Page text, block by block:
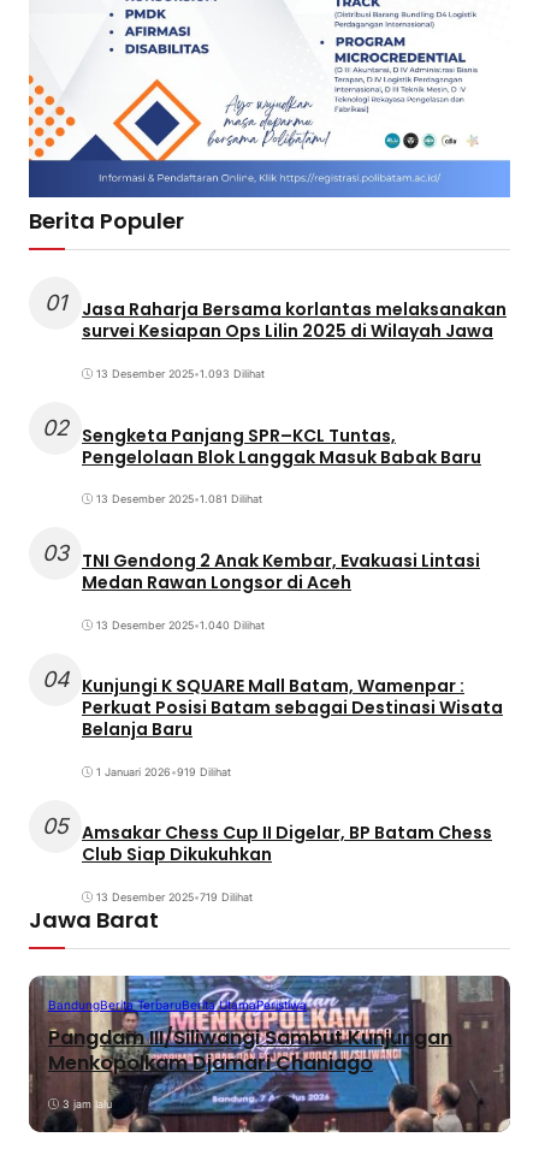
Berita Populer
01
Jasa Raharja Bersama korlantas melaksanakan
survei Kesiapan Ops Lilin 2025 di Wilayah Jawa
13 Desember 2025•1.093 Dilihat
02 Sengketa Panjang SPR–KCL Tuntas,
Pengelolaan Blok Langgak Masuk Babak Baru
13 Desember 2025•1.081 Dilihat
03 TNI Gendong 2 Anak Kembar, Evakuasi Lintasi
Medan Rawan Longsor di Aceh
13 Desember 2025•1.040 Dilihat
04 Kunjungi K SQUARE Mall Batam, Wamenpar :
Perkuat Posisi Batam sebagai Destinasi Wisata
Belanja Baru
1 Januari 2026•919 Dilihat
05 Amsakar Chess Cup II Digelar, BP Batam Chess
Club Siap Dikukuhkan
13 Desember 2025•719 Dilihat
Jawa Barat
BandungBerita TerbaruBerita UtamaPeristiwa
Pangdam III/Siliwangi Sambut Kunjungan
Menkopolkam Djamari Chaniago
3 jam lalu